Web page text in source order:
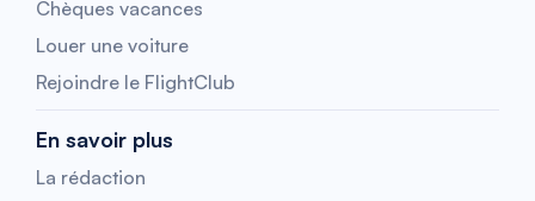
Chèques vacances
Louer une voiture
Rejoindre le FlightClub
En savoir plus
La rédaction